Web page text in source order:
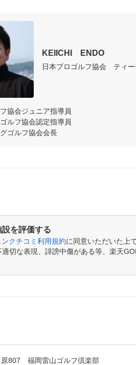
KEIICHI　ENDO
日本プロゴルフ協会　ティ
協会ジュニア指導員
ルフ協会認定指導員
ゴルフ協会会長
を評価する
クチコミ利用規約に同意いただいた上
適切な表現、誹謗中傷がある等、楽天
807　福岡雷山ゴルフ倶楽部